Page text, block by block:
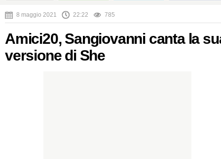
8 maggio 2021 22:22 785
Amici20, Sangiovanni canta la
versione di She